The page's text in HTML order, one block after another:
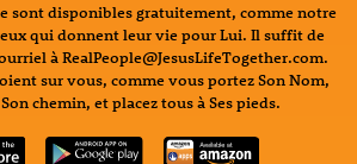
sont disponibles gratuitement, comme notre
qui donnent leur vie pour Lui. Il suffit de
à RealPeople@JesusLifeTogether.com.
sur vous, comme vous portez Son Nom,
chemin, et placez tous à Ses pieds.